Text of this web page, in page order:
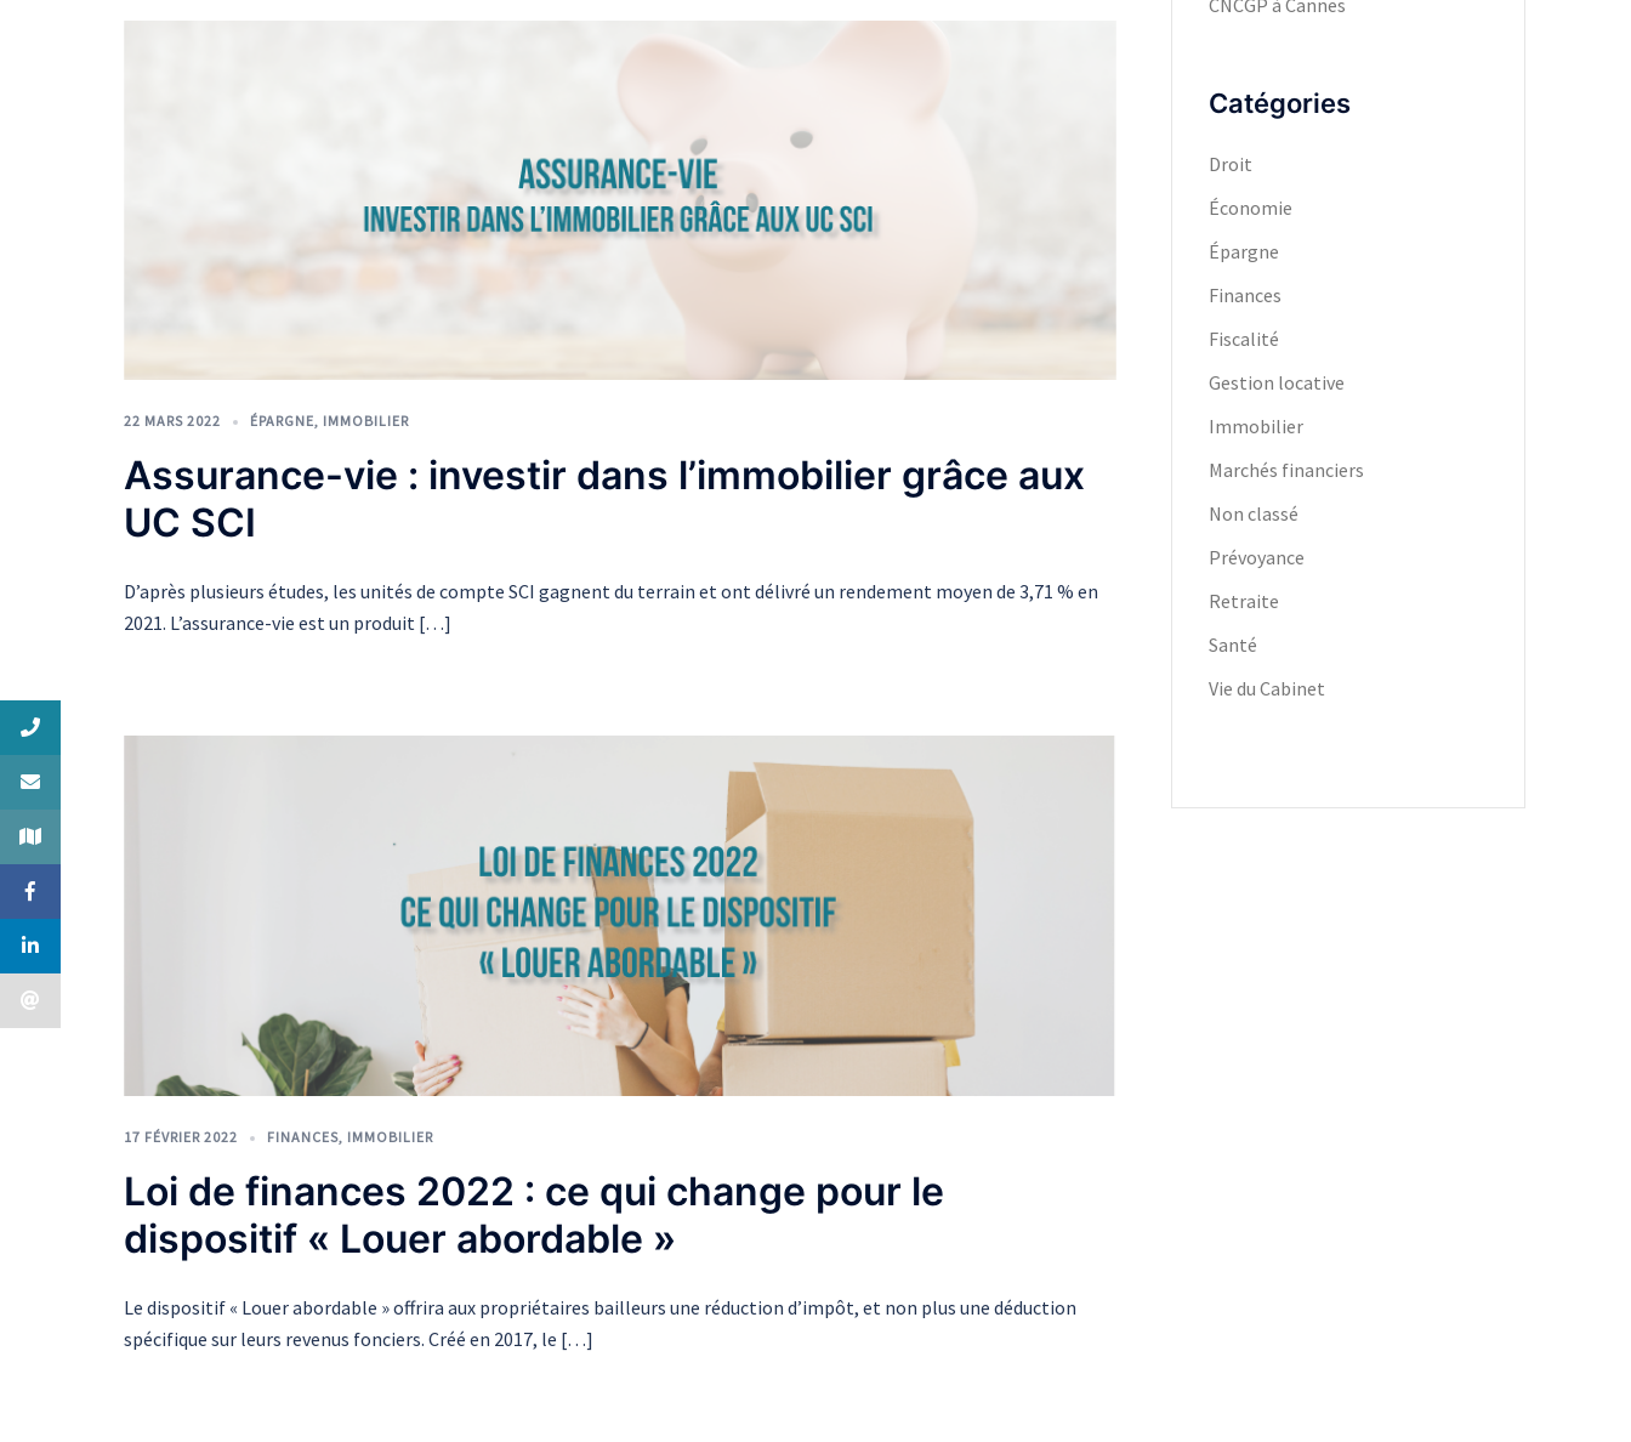
22 MARS 2022 ÉPARGNE, IMMOBILIER
Assurance-vie : investir dans l’immobilier grâce aux
UC SCI
D’après plusieurs études, les unités de compte SCI gagnent du terrain et ont délivré un rendement moyen de 3,71 % en
2021. L’assurance-vie est un produit […]
17 FÉVRIER 2022 FINANCES, IMMOBILIER
Loi de finances 2022 : ce qui change pour le
dispositif « Louer abordable »
Le dispositif « Louer abordable » offrira aux propriétaires bailleurs une réduction d’impôt, et non plus une déduction
spécifique sur leurs revenus fonciers. Créé en 2017, le […]
Catégories
Droit
Économie
Épargne
Finances
Fiscalité
Gestion locative
Immobilier
Marchés financiers
Non classé
Prévoyance
Retraite
Santé
Vie du Cabinet